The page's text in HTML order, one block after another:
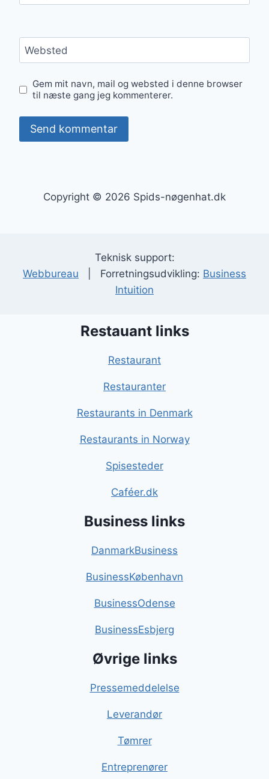
Websted
Gem mit navn, mail og websted i denne browser
til næste gang jeg kommenterer.
Copyright © 2026 Spids-nøgenhat.dk
Teknisk support:
Webbureau | Forretningsudvikling: Business
Intuition
Restauant links
Restaurant
Restauranter
Restaurants in Denmark
Restaurants in Norway
Spisesteder
Caféer.dk
Business links
DanmarkBusiness
BusinessKøbenhavn
BusinessOdense
BusinessEsbjerg
Øvrige links
Pressemeddelelse
Leverandør
Tømrer
Entreprenører